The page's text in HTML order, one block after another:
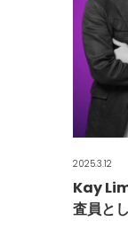
2025.3.12
Kay
査員と